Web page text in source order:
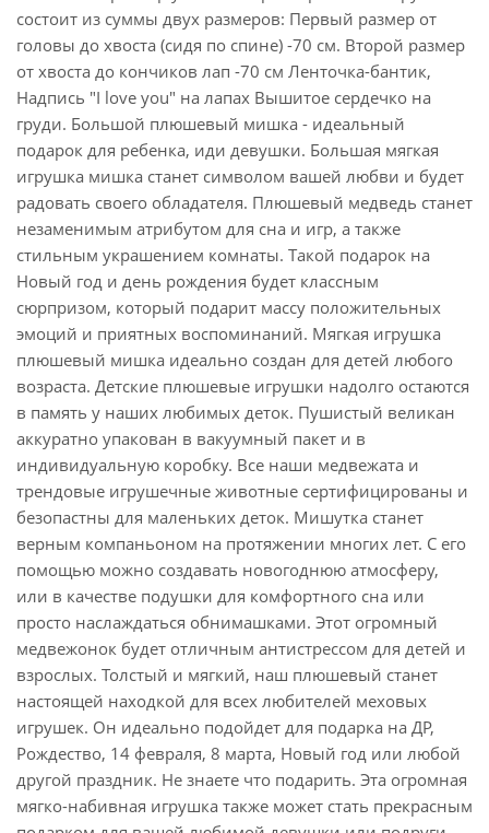
состоит из суммы двух размеров: Первый размер от
головы до хвоста (сидя по спине) -70 см. Второй размер
от хвоста до кончиков лап -70 см Ленточка-бантик,
Надпись "I love you" на лапах Вышитое сердечко на
груди. Большой плюшевый мишка - идеальный
подарок для ребенка, иди девушки. Большая мягкая
игрушка мишка станет символом вашей любви и будет
радовать своего обладателя. Плюшевый медведь станет
незаменимым атрибутом для сна и игр, а также
стильным украшением комнаты. Такой подарок на
Новый год и день рождения будет классным
сюрпризом, который подарит массу положительных
эмоций и приятных воспоминаний. Мягкая игрушка
плюшевый мишка идеально создан для детей любого
возраста. Детские плюшевые игрушки надолго остаются
в память у наших любимых деток. Пушистый великан
аккуратно упакован в вакуумный пакет и в
индивидуальную коробку. Все наши медвежата и
трендовые игрушечные животные сертифицированы и
безопастны для маленьких деток. Мишутка станет
верным компаньоном на протяжении многих лет. С его
помощью можно создавать новогоднюю атмосферу,
или в качестве подушки для комфортного сна или
просто наслаждаться обнимашками. Этот огромный
медвежонок будет отличным антистрессом для детей и
взрослых. Толстый и мягкий, наш плюшевый станет
настоящей находкой для всех любителей меховых
игрушек. Он идеально подойдет для подарка на ДР,
Рождество, 14 февраля, 8 марта, Новый год или любой
другой праздник. Не знаете что подарить. Эта огромная
мягко-набивная игрушка также может стать прекрасным